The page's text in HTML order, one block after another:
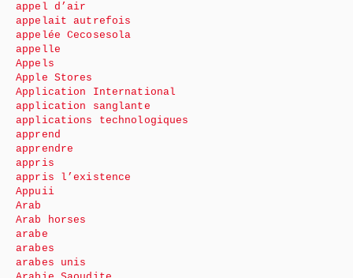
appel d’air
appelait autrefois
appelée Cecosesola
appelle
Appels
Apple Stores
Application International
application sanglante
applications technologiques
apprend
apprendre
appris
appris l’existence
Appuii
Arab
Arab horses
arabe
arabes
arabes unis